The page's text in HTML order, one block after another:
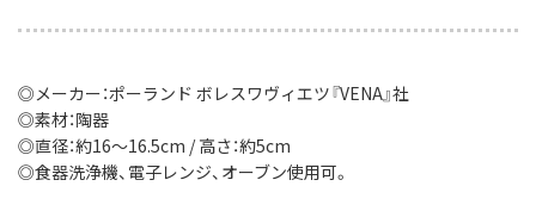
◎メーカー：ポーランド ボレスワヴィエツ『VENA』社
◎素材：陶器
◎直径：約16〜16.5cm / 高さ：約5cm
◎食器洗浄機、電子レンジ、オーブン使用可。